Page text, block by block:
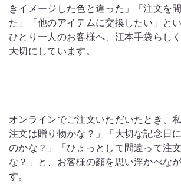
きイメージした色と違った」「注文を
た」「他のアイテムに交換したい」と
ひとり一人のお客様へ、江本手袋らし
大切にしています。
オンラインでご注文いただいたとき、
注文は贈り物かな？」「大切な記念日
のかな？」「ひょっとして間違って注
な？」と、お客様の顔を思い浮かべな
す。